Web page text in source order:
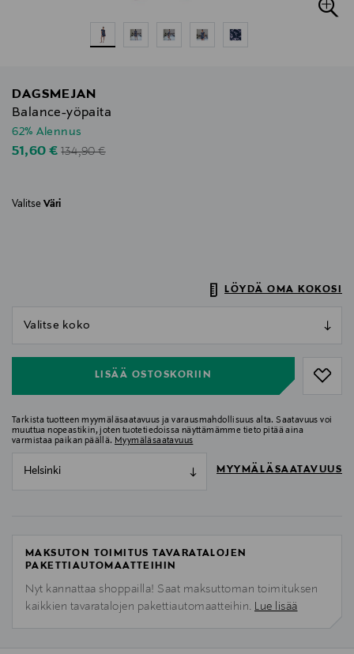
DAGSMEJAN
Balance-yöpaita
62% Alennus
Discounted Price
51,60 €Original Price
134,90 €
Valitse Väri
LÖYDÄ OMA KOKOSI
LISÄÄ OSTOSKORIIN
Tarkista tuotteen myymäläsaatavuus ja varausmahdollisuus alta. Saatavuus voi
muuttua nopeastikin, joten tuotetiedoissa näyttämämme tieto pitää aina
varmistaa paikan päällä. Myymäläsaatavuus
Helsinki MYYMÄLÄSAATAVUUS
MAKSUTON TOIMITUS TAVARATALOJEN
PAKETTIAUTOMAATTEIHIN
Nyt kannattaa shoppailla! Saat maksuttoman toimituksen
kaikkien tavaratalojen pakettiautomaatteihin. Lue lisää